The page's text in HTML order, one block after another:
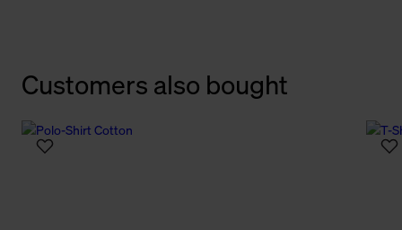
Customers also bought